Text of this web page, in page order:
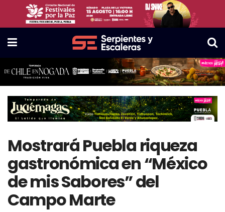
Mostrará Puebla riqueza
gastronómica en “México
de mis Sabores” del
Campo Marte